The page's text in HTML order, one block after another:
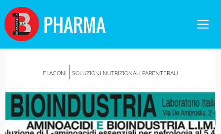
PHARMA
FLACONI SOLUZIONI NUTRIZIONALI PARENTERALI